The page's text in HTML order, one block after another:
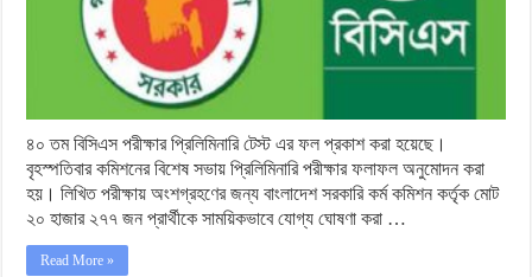
৪০ তম বিসিএস পরীক্ষার প্রিলিমিনারি টেস্ট এর ফল প্রকাশ করা হয়েছে।
বৃহস্পতিবার কমিশনের বিশেষ সভায় প্রিলিমিনারি পরীক্ষার ফলাফল অনুমোদন করা
হয়। লিখিত পরীক্ষায় অংশগ্রহণের জন্য বাংলাদেশ সরকারি কর্ম কমিশন কর্তৃক মোট
২০ হাজার ২৭৭ জন প্রার্থীকে সাময়িকভাবে যোগ্য ঘোষণা করা …
Read More »